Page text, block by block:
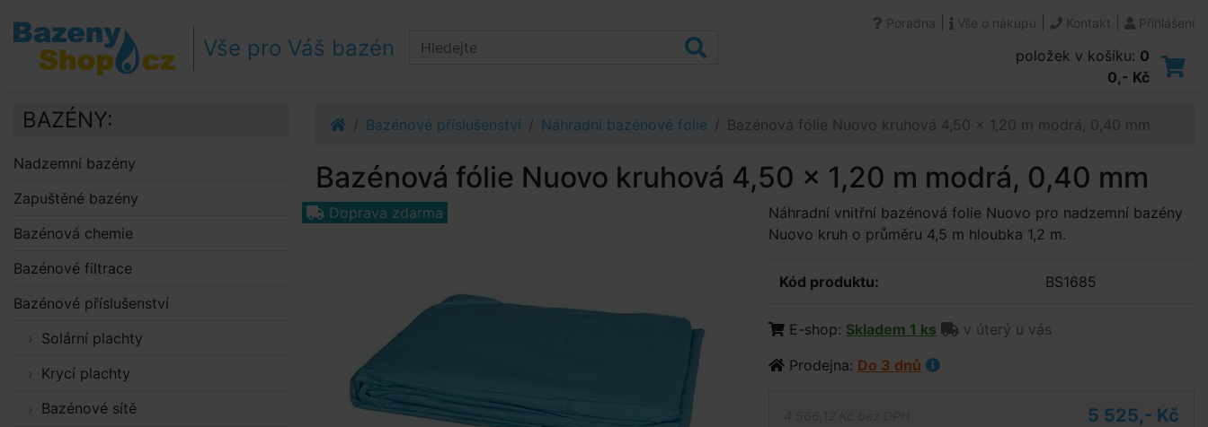
Přejít na obsah
Přejít k postrannímu sloupci
Klávesové zkratky
Vše pro Váš bazén
Poradna Vše o nákupu Kontakt Přihlášení
položek v košíku: 0
0,- Kč
Bazénové příslušenství Náhradní bazénové folie Bazénová fólie Nuovo kruhová 4,50 x 1,20 m modrá, 0,40 mm
Bazénová fólie Nuovo kruhová 4,50 x 1,20 m modrá, 0,40 mm
Doprava zdarma
Náhradní vnitřní bazénová folie Nuovo pro nadzemní bazény
Nuovo kruh o průměru 4,5 m hloubka 1,2 m.
Kód produktu: BS1685
E-shop: Skladem 1 ks
v úterý u vás
Prodejna: Do 3 dnů
5 525,- Kč
BAZÉNY:
Nadzemní bazény
Zapuštěné bazény
Bazénová chemie
Bazénové filtrace
Bazénové příslušenství
Solární plachty
Krycí plachty
Bazénové sítě